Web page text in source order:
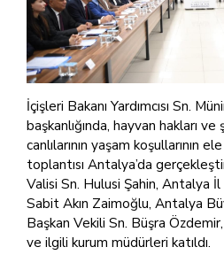
İçişleri Bakanı Yardımcısı Sn.
başkanlığında, hayvan hakları
canlılarının yaşam koşullarının
toplantısı Antalya’da
Valisi Sn. Hulusi Şahin, Antalya
Sabit Akın Zaimoğlu, Antalya
Başkan Vekili Sn. Büşra
ve ilgili kurum müdürleri katıldı.